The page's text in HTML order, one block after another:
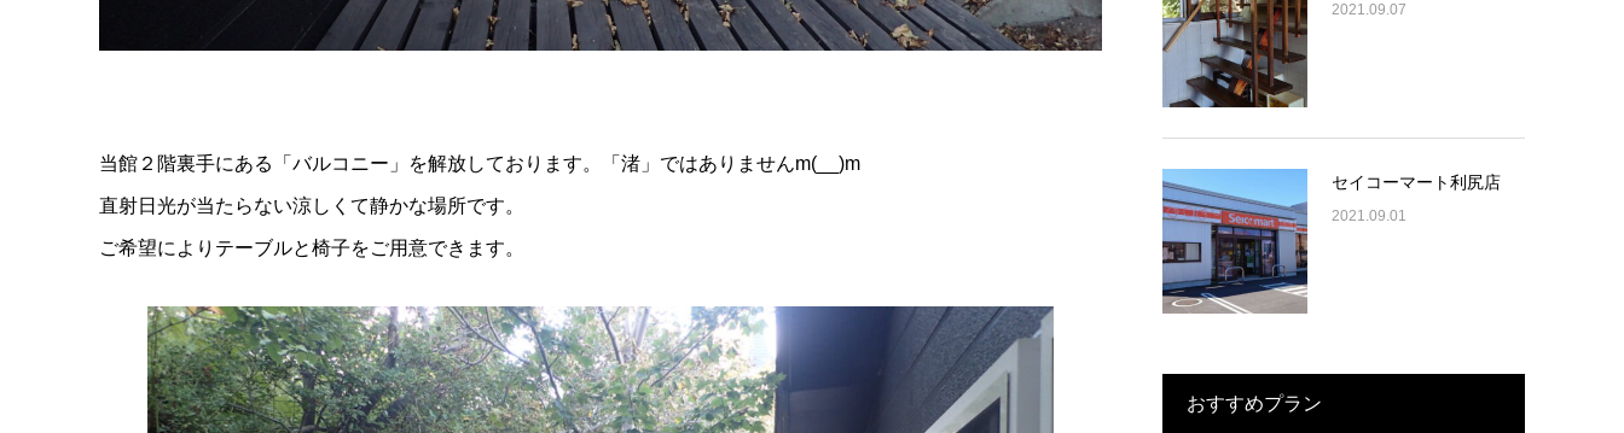
当館２階裏手にある「バルコニー」を解放しております。「渚」ではありませんm(__)m
直射日光が当たらない涼しくて静かな場所です。
ご希望によりテーブルと椅子をご用意できます。
2021.09.07
セイコーマート利尻店
2021.09.01
おすすめプラン